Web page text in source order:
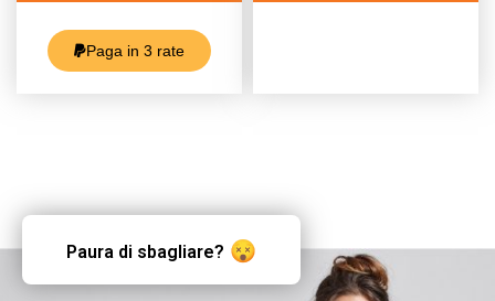
Paga in 3 rate
Paura di sbagliare?